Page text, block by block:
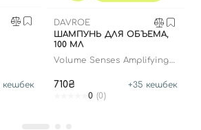
кешбек
DAVROE
ШАМПУНЬ ДЛЯ ОБЪЕМА,
100 МЛ
Volume Senses Amplifying
710₴ +35 кешбек
0 (0)
Пользовательские соглашения
Далее
с помощью e-mail